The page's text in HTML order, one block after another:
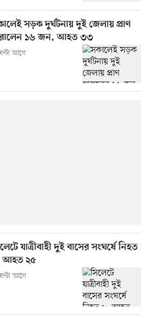
সড়ক দুর্ঘটনায় দুই জেলায় প্রাণ
১৬ জন, আহত ৩৩
আগে
যাত্রীবাহী দুই বাসের সংঘর্ষে নিহত
আহত ২৫
আগে